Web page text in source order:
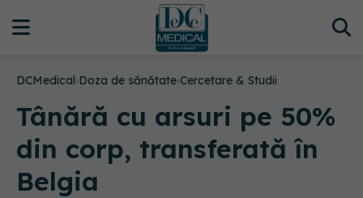
DCMedical›Doza de sănătate›Cercetare & Studii
Tânără cu arsuri pe 50%
din corp, transferată în
Belgia